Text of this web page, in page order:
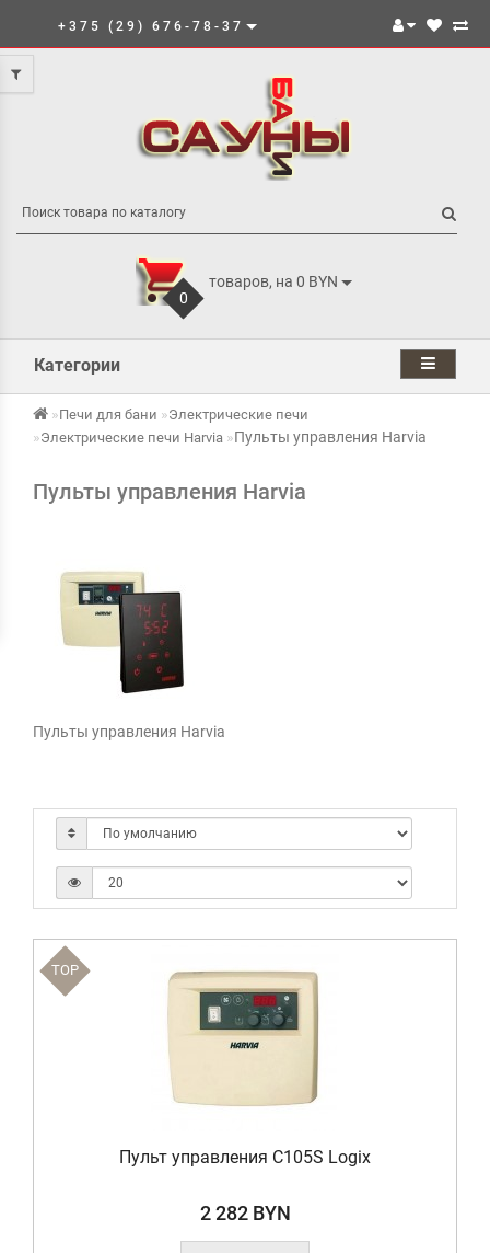
+375 (29) 676-78-37
0
товаров, на 0 BYN
Категории
Печи для бани
Электрические печи
Электрические печи Harvia
Пульты управления Harvia
Пульты управления Harvia
Пульты управления Harvia
TOP
Пульт управления C105S Logix
2 282 BYN